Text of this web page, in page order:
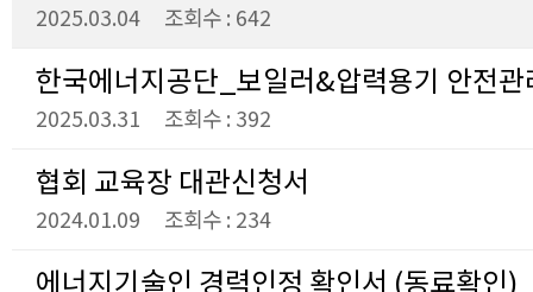
2025.03.04 조회수 : 642
2025.03.31 조회수 : 392
협회 교육장 대관신청서
2024.01.09 조회수 : 234
에너지기술인 경력인정 확인서 (동료확인)